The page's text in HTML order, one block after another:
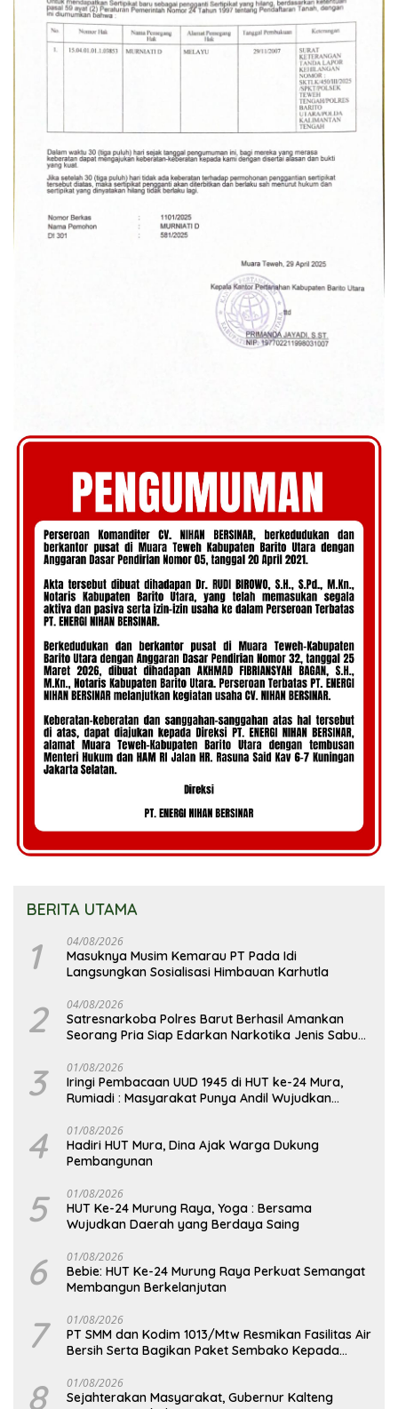
BERITA UTAMA
1 04/08/2026
Masuknya Musim Kemarau PT Pada Idi
Langsungkan Sosialisasi Himbauan Karhutla
2 04/08/2026
Satresnarkoba Polres Barut Berhasil Amankan
Seorang Pria Siap Edarkan Narkotika Jenis Sabu
3 01/08/2026
Iringi Pembacaan UUD 1945 di HUT ke-24 Mura,
Rumiadi : Masyarakat Punya Andil Wujudkan
4 01/08/2026
Hadiri HUT Mura, Dina Ajak Warga Dukung
Pembangunan
5 01/08/2026
HUT Ke-24 Murung Raya, Yoga : Bersama
Wujudkan Daerah yang Berdaya Saing
6 01/08/2026
Bebie: HUT Ke-24 Murung Raya Perkuat Semangat
Membangun Berkelanjutan
7 01/08/2026
PT SMM dan Kodim 1013/Mtw Resmikan Fasilitas Air
Bersih Serta Bagikan Paket Sembako Kepada
8 01/08/2026
Sejahterakan Masyarakat, Gubernur Kalteng